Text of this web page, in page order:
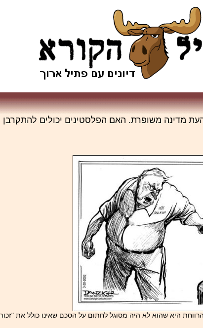
מדינה משופרת. האם הפלסטינים יכולים להתקרבן
היא שהוא לא היה מסוגל לחתום על הסכם שאינו כולל את